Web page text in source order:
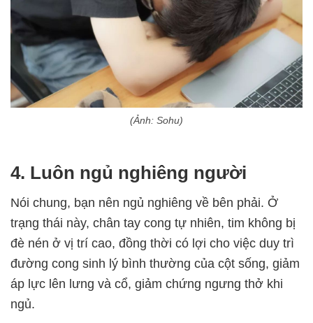
(Ảnh: Sohu)
4. Luôn ngủ nghiêng người
Nói chung, bạn nên ngủ nghiêng về bên phải. Ở
trạng thái này, chân tay cong tự nhiên, tim không bị
đè nén ở vị trí cao, đồng thời có lợi cho việc duy trì
đường cong sinh lý bình thường của cột sống, giảm
áp lực lên lưng và cổ, giảm chứng ngưng thở khi
ngủ.